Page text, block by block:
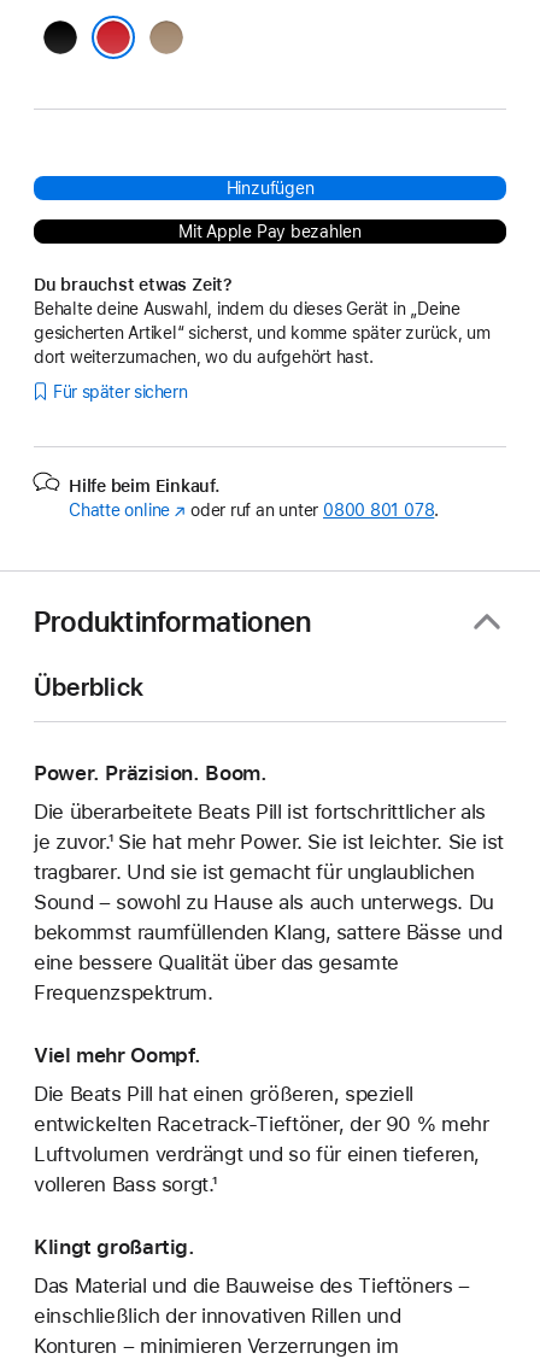
MattschwarzChampagner
Hinzufügen
Mit Apple Pay bezahlen
Du brauchst etwas Zeit?
Behalte deine Auswahl, indem du dieses Gerät in „Deine
gesicherten Artikel“ sicherst, und komme später zurück, um
dort weiterzumachen, wo du aufgehört hast.
Für später sichern
Hilfe beim Einkauf.
Chatte online (Öffnet
oder ruf an unter 0800 801 078.
Produktinformationen
Überblick
Power. Präzision. Boom.
Die überarbeitete Beats Pill ist fortschrittlicher als
je zuvor.¹ Sie hat mehr Power. Sie ist leichter. Sie ist
tragbarer. Und sie ist gemacht für unglaublichen
Sound – sowohl zu Hause als auch unterwegs. Du
bekommst raumfüllenden Klang, sattere Bässe und
eine bessere Qualität über das gesamte
Frequenzspektrum.
Viel mehr Oompf.
Die Beats Pill hat einen größeren, speziell
entwickelten Racetrack-Tieftöner, der 90 % mehr
Luftvolumen verdrängt und so für einen tieferen,
volleren Bass sorgt.¹
Klingt großartig.
Das Material und die Bauweise des Tieftöners –
einschließlich der innovativen Rillen und
Konturen – minimieren Verzerrungen im